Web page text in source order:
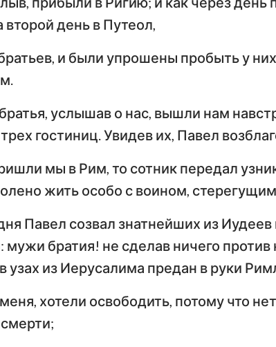
день в Путеол,
и были упрошены пробыть у
услышав о нас, вышли нам
гостиниц. Увидев их, Павел
мы в Рим, то сотник передал
жить особо с воином, стерегущим
Павел созвал знатнейших из Иудеев
мужи братия! не сделав ничего против
узах из Иерусалима предан в руки
хотели освободить, потому что